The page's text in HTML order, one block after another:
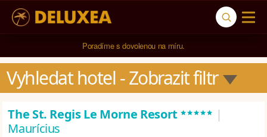
5* cestovní kancelář na luxusní dovolenou od 100.000 Kč.
Vyhledat hotel - Zobrazit filtr
The St. Regis Le Morne Resort ***** |
Maurícius